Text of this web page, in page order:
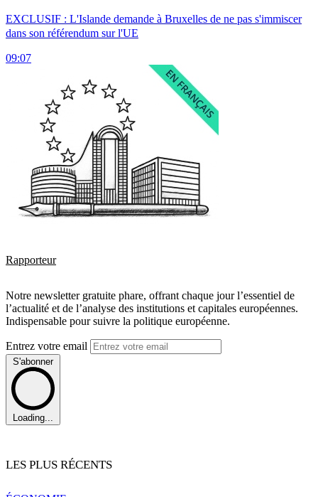
EXCLUSIF : L'Islande demande à Bruxelles de ne pas s'immiscer
dans son référendum sur l'UE
09:07
Rapporteur
Notre newsletter gratuite phare, offrant chaque jour l’essentiel de
l’actualité et de l’analyse des institutions et capitales européennes.
Indispensable pour suivre la politique européenne.
Entrez votre email
S'abonner
Loading...
LES PLUS RÉCENTS